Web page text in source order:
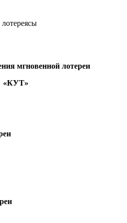
мгновенной лотереи
«КУТ»